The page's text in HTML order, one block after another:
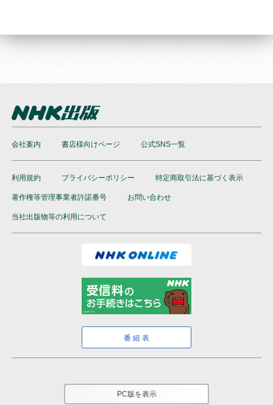
会社案内 書店様向けページ 公式SNS一覧
利用規約 プライバシーポリシー 特定商取引法に基づく表示
著作権等管理事業者許諾番号 お問い合わせ
当社出版物等の利用について
番組表
PC版を表示